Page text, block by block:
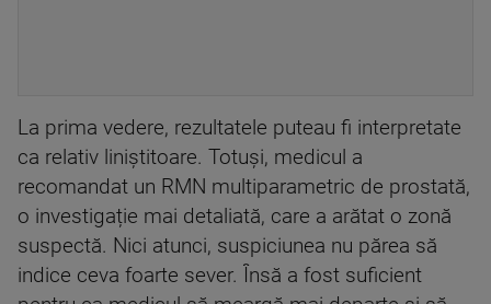
La prima vedere, rezultatele puteau fi interpretate
ca relativ liniștitoare. Totuși, medicul a
recomandat un RMN multiparametric de prostată,
o investigație mai detaliată, care a arătat o zonă
suspectă. Nici atunci, suspiciunea nu părea să
indice ceva foarte sever. Însă a fost suficient